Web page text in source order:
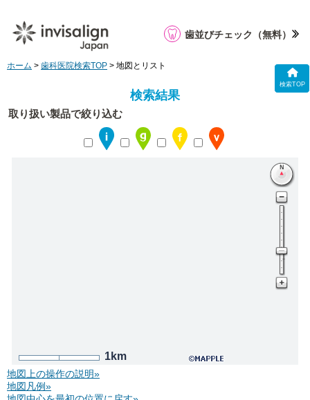
検索TOP
歯並びチェック （無料）
ホーム > 歯科医院検索TOP > 地図とリスト
検索結果
取り扱い製品で絞り込む
1km
地図上の操作の説明»
地図凡例»